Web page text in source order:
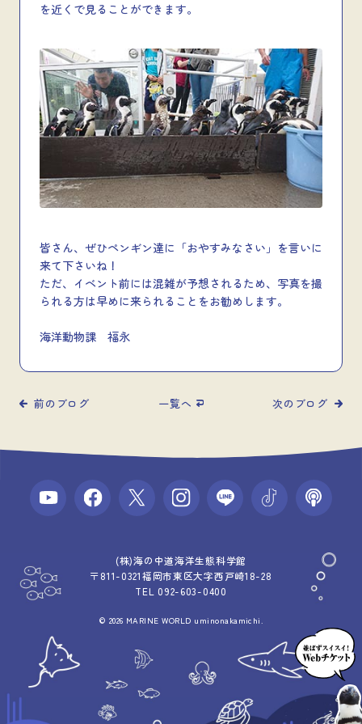
を近くで見ることができます。
皆さん、ぜひペンギン達に「おやすみなさい」を言いに
来て下さいね！
ただ、イベント前には混雑が予想されるため、写真を撮
られる方は早めに来られることをお勧めします。
海洋動物課 福永
前のブログ 一覧へ 次のブログ
(株)海の中道海洋生態科学館
〒811-0321福岡市東区大字西戸崎18-28
TEL 092-603-0400
© 2026 MARINE WORLD uminonakamichi.